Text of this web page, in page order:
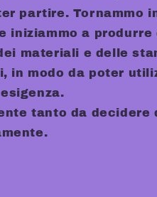
partire. Tornammo
a produrre
materiali e delle
in modo da poter
tanto da decidere